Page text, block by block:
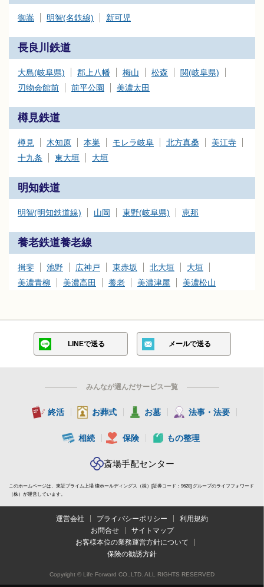
御嵩 明智(名鉄線) 新可児
長良川鉄道
大島(岐阜県) 郡上八幡 梅山 松森
関(岐阜県)
刃物会館前
前平公園 美濃太田
樽見鉄道
樽見 木知原 本巣 モレラ岐阜 北方真桑
美江寺
十九条
東大垣 大垣
明知鉄道
明智(明知鉄道線) 山岡 東野(岐阜県) 恵那
養老鉄道養老線
揖斐 池野 広神戸 東赤坂 北大垣
大垣
美濃青柳
美濃高田 養老 美濃津屋 美濃松山
LINEで送る メールで送る
みんなが選んだサービス一覧
終活 お葬式 お墓 法事・法要
相続 保険 もの整理
斎場手配センター
このホームページは、東証プライム上場 燦ホールディングス（株）[証券コード：9628] グループのライフフォワード
（株）が運営しています。
運営会社 プライバシーポリシー
利用規約
お問合せ
サイトマップ
お客様本位の業務運営方針について
保険の勧誘方針
Copyright © Life Forward CO.,LTD. ALL RIGHTS RESERVED